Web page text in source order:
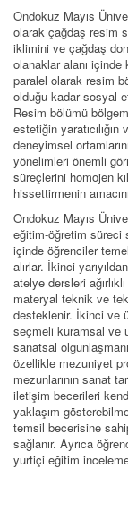
Ondokuz Mayıs
olarak çağdaş resim
iklimini ve çağdaş
olanaklar alanı
paralel olarak resim
olduğu kadar sosyal
Resim bölümü
estetiğin
deneyimsel
yönelimleri önemli
süreçlerini homojen
hissettirmenin
Ondokuz Mayıs
eğitim-öğretim süreci
içinde öğrenciler
alırlar. İkinci
atelye dersleri
materyal teknik ve
desteklenir. İkinci ve
seçmeli kuramsal ve
sanatsal
özellikle mezuniyet
mezunlarının sanat
iletişim becerileri
yaklaşım
temsil becerisine
sağlanır. Ayrıca
yurtiçi eğitim